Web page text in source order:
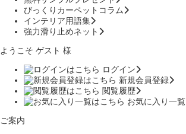
びっくりカーペットコラム
インテリア用語集
強力滑り止めネット
ようこそ ゲスト 様
ログイン
新規会員登録
閲覧履歴
お気に入り一覧
ご案内